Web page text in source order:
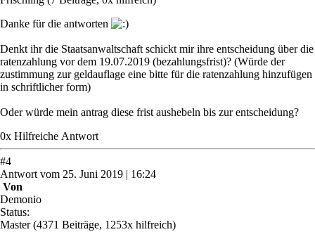
Danke für die antworten
Denkt ihr die Staatsanwaltschaft schickt mir ihre entscheidung über die
ratenzahlung vor dem 19.07.2019 (bezahlungsfrist)? (Würde der
zustimmung zur geldauflage eine bitte für die ratenzahlung hinzufügen
in schriftlicher form)
Oder würde mein antrag diese frist aushebeln bis zur entscheidung?
0x Hilfreiche Antwort
#4
Antwortvom 25. Juni 2019 | 16:24
Von
Demonio
Status:
Master (4371 Beiträge, 1253x hilfreich)